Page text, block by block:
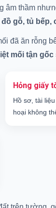
âm thầm
đồ gỗ, tủ bếp,
đã ăn rỗng
mối tận gốc
Hỏng giấy
Hồ sơ, tài
hoại không